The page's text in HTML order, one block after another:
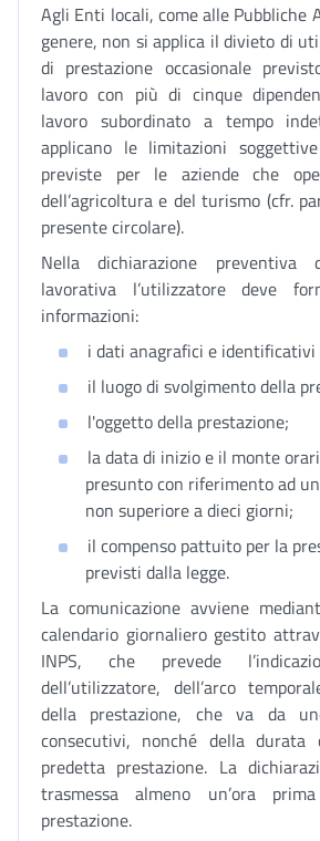
Agli Enti locali, come alle Pubbliche
genere, non si applica il divieto di
di prestazione occasionale
lavoro con più di cinque
lavoro subordinato a tempo
applicano le limitazioni
previste per le aziende che
dell’agricoltura e del turismo (cfr.
presente circolare).
Nella dichiarazione preventiva
lavorativa l’utilizzatore deve
informazioni:
i dati anagrafici e
il luogo di svolgimento della
l'oggetto della prestazione;
la data di inizio e il monte
presunto con riferimento ad
non superiore a dieci giorni;
il compenso pattuito per la
previsti dalla legge.
La comunicazione avviene
calendario giornaliero gestito
INPS, che prevede
dell’utilizzatore, dell’arco
della prestazione, che va da
consecutivi, nonché della durata
predetta prestazione. La
trasmessa almeno un’ora
prestazione.